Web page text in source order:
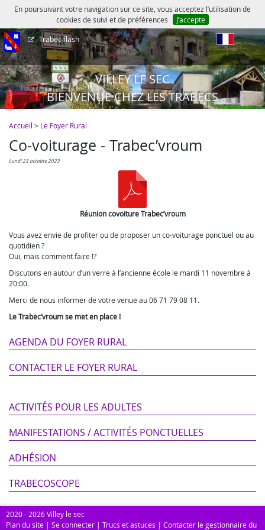
En poursuivant votre navigation sur ce site, vous acceptez l’utilisation de
cookies de suivi et de préférences
J’accepte
Trabec flash
VILLEY LE SEC
BIENVENUE CHEZ LES TRABECS
Accueil > Le Foyer Rural
Co-voiturage - Trabec’vroum
lundi 23 octobre 2023
Réunion covoiture Trabec’vroum
Vous avez envie de profiter ou de proposer un co-voiturage ponctuel ou au
quotidien ?
Oui, mais comment faire !?
Discutons en autour d’un verre à l’ancienne école le mardi 11 novembre à
20:00.
Merci de nous informer de votre venue au 06 71 79 08 11.
Le Trabec’vroum se met en place !
AGENDA DU FOYER RURAL
CONTACTER LE FOYER RURAL
ACTIVITÉS POUR LES ADULTES
MANIFESTATIONS / ACTIVITÉS PONCTUELLES
ADHÉSION
TRABECOSCOPE
2020 - 2026 Villey le sec
Plan du site | Se connecter | Trucs et astuces | Contacter le gestionnaire du